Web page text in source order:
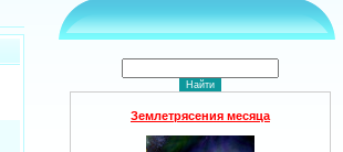
Землетрясения месяца